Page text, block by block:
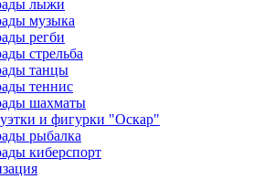
лыжи
музыка
регби
стрельба
танцы
теннис
шахматы
и фигурки "Оскар"
рыбалка
киберспорт